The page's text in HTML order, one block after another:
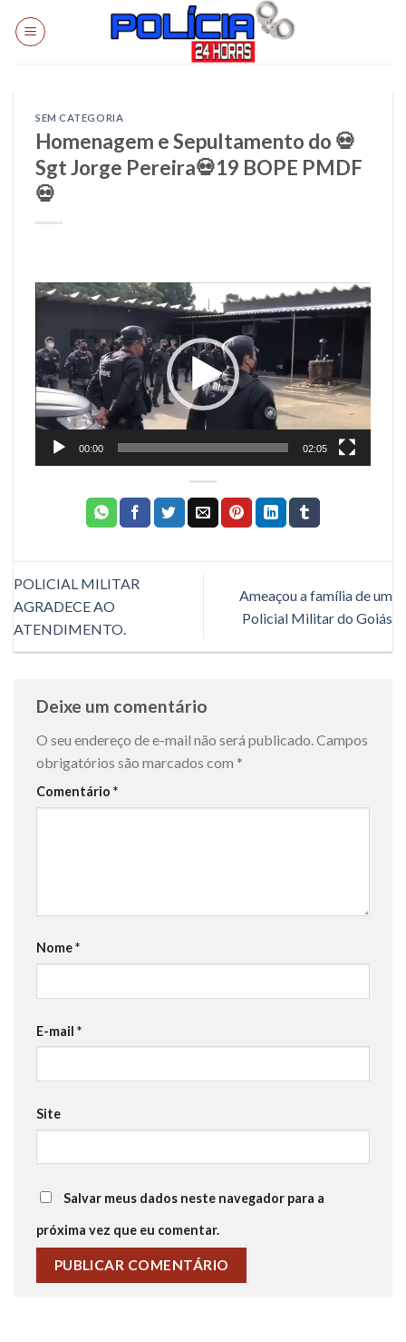
SEM CATEGORIA
Homenagem e Sepultamento do 💀
Sgt Jorge Pereira💀19 BOPE PMDF
💀
Tocador
vídeo
00:00 02:05
POLICIAL MILITAR
AGRADECE AO
ATENDIMENTO.
Ameaçou a família de um
Policial Militar do Goiás
Deixe um comentário
O seu endereço de e-mail não será publicado.Campos
obrigatórios são marcados com *
Comentário *
Nome*
E-mail *
Site
Salvar meus dados neste navegador para a
próxima vez que eu comentar.